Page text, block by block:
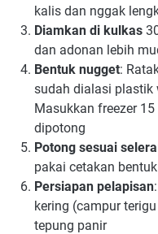
kalis dan nggak
Diamkan di kulkas
dan adonan lebih
Bentuk nugget:
sudah dialasi plastik
Masukkan freezer
dipotong
Potong sesuai selera
pakai cetakan
Persiapan pelapisan
kering (campur
tepung panir